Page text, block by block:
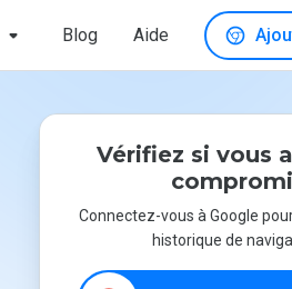
Blog Aide
Vérifiez si vous
Connectez-vous à Google
historique de